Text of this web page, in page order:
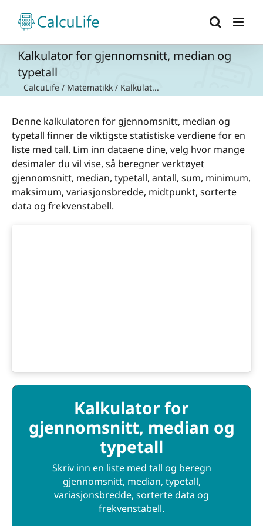
content
Kalkulator for gjennomsnitt, median og
typetall
CalcuLife / Matematikk / Kalkulat...
Denne kalkulatoren for gjennomsnitt, median og
typetall finner de viktigste statistiske verdiene for en
liste med tall. Lim inn dataene dine, velg hvor mange
desimaler du vil vise, så beregner verktøyet
gjennomsnitt, median, typetall, antall, sum, minimum,
maksimum, variasjonsbredde, midtpunkt, sorterte
data og frekvenstabell.
Kalkulator for
gjennomsnitt, median og
typetall
Skriv inn en liste med tall og beregn
gjennomsnitt, median, typetall,
variasjonsbredde, sorterte data og
frekvenstabell.